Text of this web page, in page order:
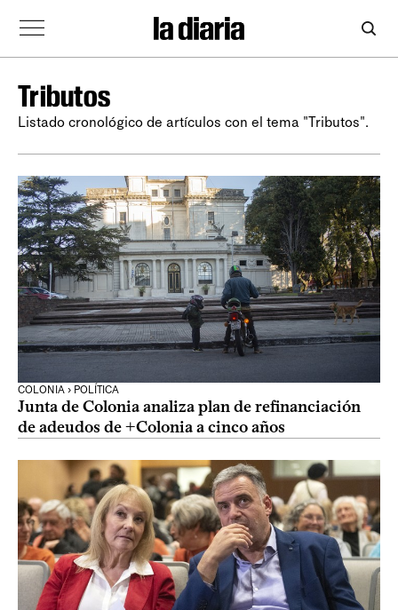
Tributos
Listado cronológico de artículos con el tema "Tributos".
COLONIA › POLÍTICA
Junta de Colonia analiza plan de refinanciación
de adeudos de +Colonia a cinco años